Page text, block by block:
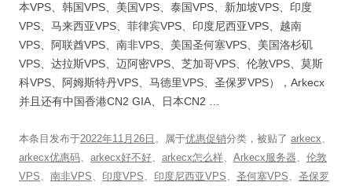
本VPS、韩国VPS、美国VPS、泰国VPS、新加坡VPS、印度
VPS、马来西亚VPS、菲律宾VPS、印度尼西亚VPS、越南
VPS、阿联酋VPS、南非VPS、美国圣何塞VPS、美国洛杉矶
VPS、达拉斯VPS、迈阿密VPS、芝加哥VPS、伦敦VPS、莫斯
科VPS、阿姆斯特丹VPS、马德里VPS、圣保罗VPS），Arkecx
并且还有中国香港CN2 GIA、日本CN2 …
本条目发布于2022年11月26日 。属于优惠促销分类，被贴了 arkecx、
arkecx优惠码、 arkecx好不好、 arkecx怎么样、 Arkecx服务器、 伦敦
VPS、 南非VPS、 印度VPS、 印度尼西亚VPS、 圣何塞VPS、 圣保罗